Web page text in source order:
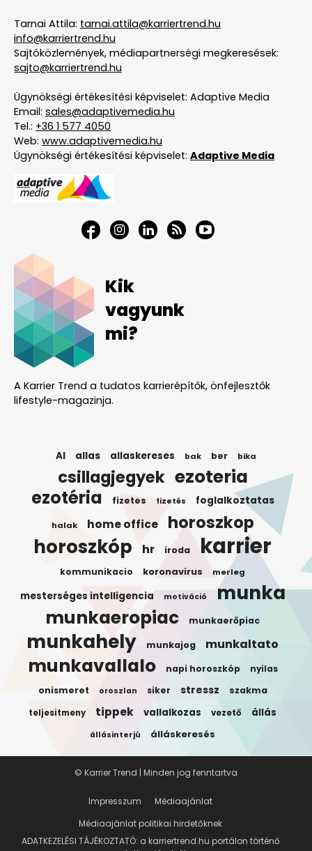
Tarnai Attila: tarnai.attila@karriertrend.hu
info@karriertrend.hu
Sajtóközlemények, médiapartnerségi megkeresések:
sajto@karriertrend.hu
Ügynökségi értékesítési képviselet: Adaptive Media
Email: sales@adaptivemedia.hu
Tel.: +36 1 577 4050
Web: www.adaptivemedia.hu
Ügynökségi értékesítési képviselet: Adaptive Media
Kik
vagyunk
mi?
A Karrier Trend a tudatos karrierépítők, önfejlesztők
lifestyle-magazinja.
AI allas allaskereses bak ber bika
csillagjegyek ezoteria
ezotéria fizetes fizetés foglalkoztatas
halak home office horoszkop
horoszkóp hr iroda karrier
kommunikacio koronavirus merleg
mesterséges intelligencia motiváció munka
munkaeropiac munkaerőpiac
munkahely munkajog munkaltato
munkavallalo napi horoszkóp nyilas
onismeret oroszlan siker stressz szakma
teljesitmeny tippek vallalkozas vezető állás
állásinterjú álláskeresés
Impresszum
Médiaajánlat
Médiaajánlat politikai hirdetőknek
ADATKEZELÉSI TÁJÉKOZTATÓ: a karriertrend.hu portálon történő
© Karrier Trend | Minden jog fenntartva